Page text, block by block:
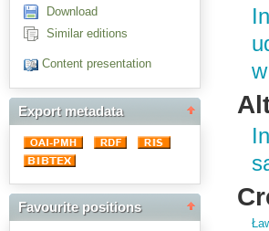
Download
Similar editions
Content presentation
Export metadata
Favourite positions